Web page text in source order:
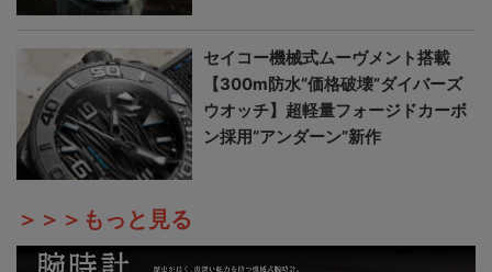
セイコー機械式ムーヴメント搭載
【300m防水“価格破壊”ダイバーズ
ウオッチ】超軽量フォージドカーボ
ン採用“アンダーン”新作
＞＞＞もっと見る